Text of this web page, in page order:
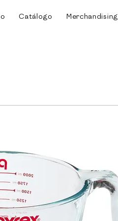
Catálogo Merchandising